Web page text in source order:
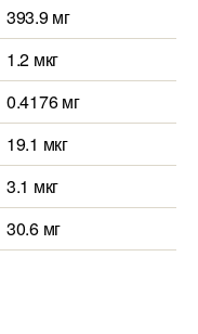
393.9 мг
1.2 мкг
0.4176 мг
19.1 мкг
3.1 мкг
30.6 мг